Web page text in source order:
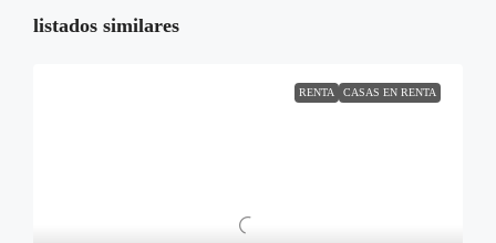
listados similares
RENTA CASAS EN RENTA